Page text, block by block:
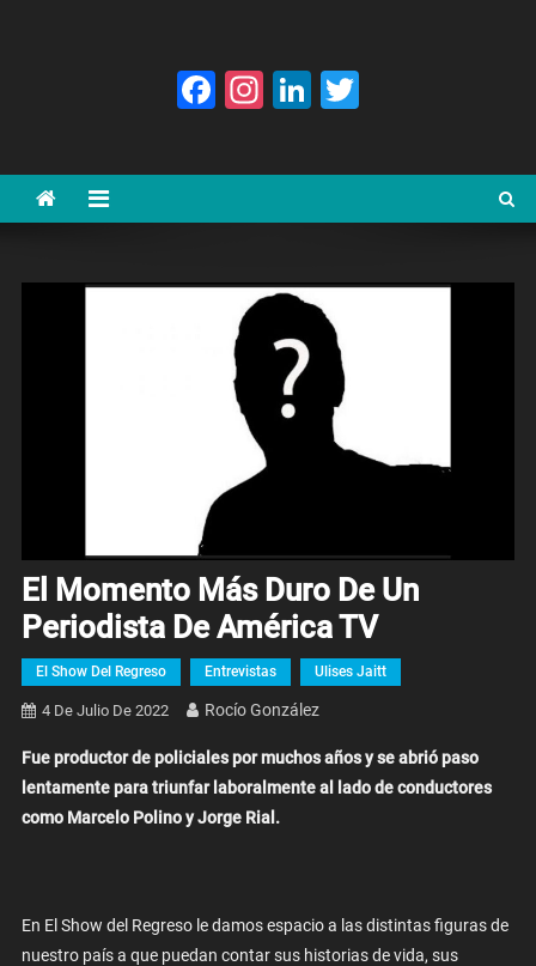
Facebook
Instagram
LinkedIn
El Momento Más Duro De Un
Periodista De América TV
El Show Del Regreso Entrevistas Ulises Jaitt
4 De Julio De 2022 Rocío González
Fue productor de policiales por muchos años y se abrió paso
lentamente para triunfar laboralmente al lado de conductores
como Marcelo Polino y Jorge Rial.
En El Show del Regreso le damos espacio a las distintas figuras de
nuestro país a que puedan contar sus historias de vida, sus